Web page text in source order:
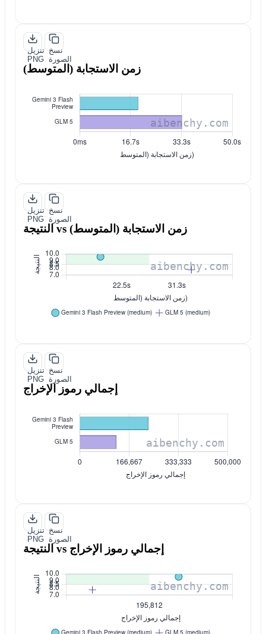
تنزيل
PNG
نسخ
الصورة
زمن الاستجابة (المتوسط)
تنزيل
PNG
نسخ
الصورة
النتيجة vs زمن الاستجابة (المتوسط)
تنزيل
PNG
نسخ
الصورة
إجمالي رموز الإخراج
تنزيل
PNG
نسخ
الصورة
النتيجة vs إجمالي رموز الإخراج